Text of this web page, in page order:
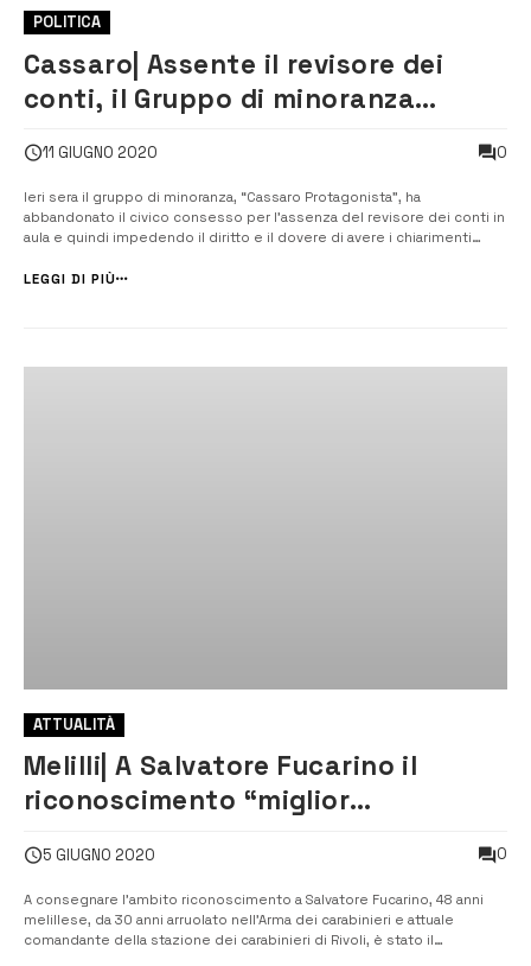
POLITICA
Cassaro| Assente il revisore dei
conti, il Gruppo di minoranza
11 GIUGNO 2020 0
Ieri sera il gruppo di minoranza, “Cassaro Protagonista”, ha
abbandonato il civico consesso per l’assenza del revisore dei conti in
aula e quindi impedendo il diritto e il dovere di avere i chiarimenti
Revisore, il Segretario e il Gruppo di Maggioranza ritenendo ch...
LEGGI DI PIÙ
ATTUALITÀ
Melilli| A Salvatore Fucarino il
riconoscimento “miglior
carabinieri
5 GIUGNO 2020 0
A consegnare l’ambito riconoscimento a Salvatore Fucarino, 48 anni
melillese, da 30 anni arruolato nell’Arma dei carabinieri e attuale
comandante della stazione dei carabinieri di Rivoli, è stato il